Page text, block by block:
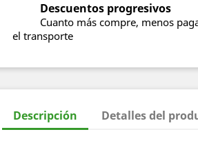
Descuentos progresivos
Cuanto más compre, menos
el transporte
Descripción Detalles del